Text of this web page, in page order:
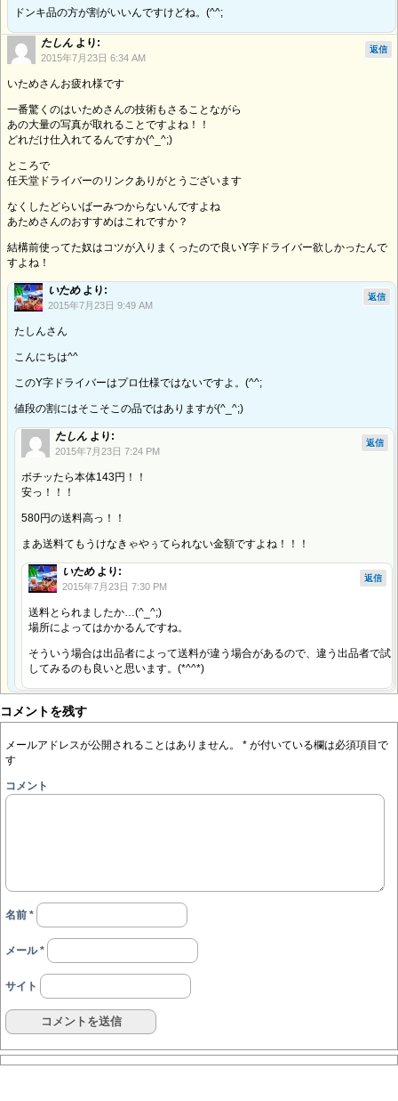
ドンキ品の方が割がいいんですけどね。(^^;
たしん より:
2015年7月23日 6:34 AM
いためさんお疲れ様です
一番驚くのはいためさんの技術もさることながら
あの大量の写真が取れることですよね！！
どれだけ仕入れてるんですか(^_^;)
ところで
任天堂ドライバーのリンクありがとうございます
なくしたどらいばーみつからないんですよね
あためさんのおすすめはこれですか？
結構前使ってた奴はコツが入りまくったので良いY字ドライバー欲しかったんで
すよね！
返信
いため より:
2015年7月23日 9:49 AM
たしんさん
こんにちは^^
このY字ドライバーはプロ仕様ではないですよ。(^^;
値段の割にはそこそこの品ではありますが(^_^;)
返信
たしん より:
2015年7月23日 7:24 PM
ボチッたら本体143円！！
安っ！！！
580円の送料高っ！！
まあ送料てもうけなきゃやぅてられない金額ですよね！！！
返信
いため より:
2015年7月23日 7:30 PM
送料とられましたか…(^_^;)
場所によってはかかるんですね。
そういう場合は出品者によって送料が違う場合があるので、違う出品者で試
してみるのも良いと思います。(*^^*)
返信
コメントを残す
メールアドレスが公開されることはありません。 * が付いている欄は必須項目で
す
コメント
名前 *
メール*
サイト